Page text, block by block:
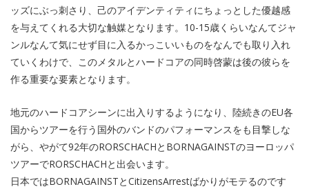
ッズにぶっ刺さり、己のアイデンティティにちょっとした優越感
を与えてくれる大切な触媒となります。10-15歳くらいなんてジャ
ンルなんて気にせず目に入るかっこいいものをなんでも取り入れ
ていくわけで、このメタルとハードコアの同時啓蒙は後の彼らを
作る重要な要素となります。
地元のハードコアシーンに出入りするようになり、陸続きのEU各
国からツアーを行う国外のバンドのパフォーマンスをも目撃しな
がら、やがて92年のRORSCHACHとBORNAGAINSTのヨーロッパ
ツアーでRORSCHACHと出会います。
日本ではBORNAGAINSTとCitizensArrestばかりがモテるのです